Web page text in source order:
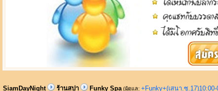
SiamDayNight ร้านสปา Funky Spa (ผู้ดูแล: +Funky+(เสนา.ซ